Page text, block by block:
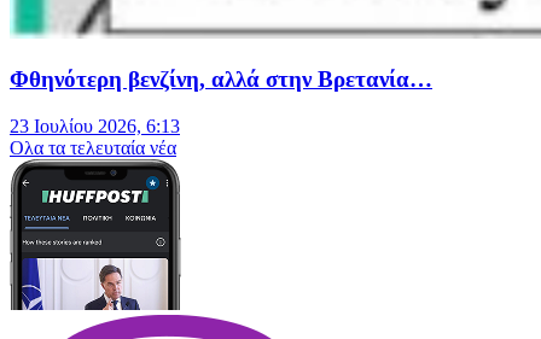
Φθηνότερη βενζίνη, αλλά στην Βρετανία…
23 Ιουλίου 2026, 6:13
Oλα τα τελευταία νέα